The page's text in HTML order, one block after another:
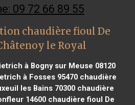
09 72 66 89 55
chaudière fioul De
le Royal
à Bogny sur Meuse 08120
à Fosses 95470 chaudière
les Bains 70300 chaudière
14600 chaudière fioul De